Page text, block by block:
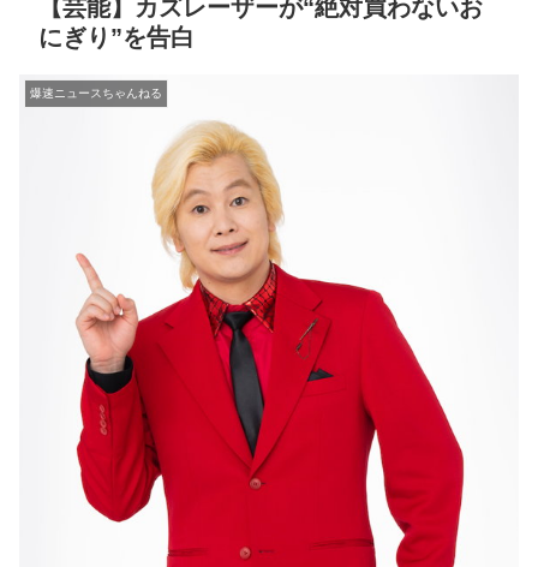
【芸能】カズレーザーが“絶対買わないお
にぎり”を告白
爆速ニュースちゃんねる